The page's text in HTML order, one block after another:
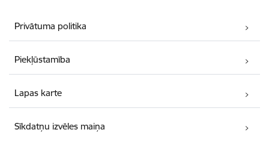
Privātuma politika
Piekļūstamība
Lapas karte
Sīkdatņu izvēles maiņa